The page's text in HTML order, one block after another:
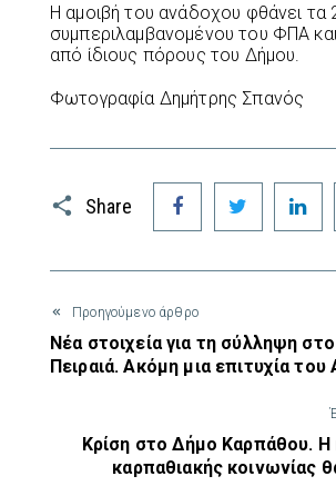
Η αμοιβή του ανάδοχου φθάνει
συμπεριλαμβανομένου του ΦΠΑ
από ίδιους πόρους του Δήμου.
Φωτογραφία Δημήτρης Σπανός
Share
Facebook Twitter
Προηγούμενο άρθρο
Νέα στοιχεία για τη σύλληψη
Πειραιά. Ακόμη μια επιτυχία
Κρίση στο Δήμο Καρπάθου. Η
καρπαθιακής κοινωνίας